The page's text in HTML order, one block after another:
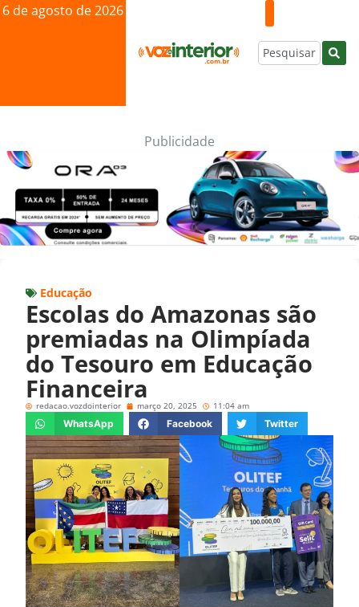
6 de agosto de 2026
Publicidade
Educação
Escolas do Amazonas são
premiadas na Olimpíada
do Tesouro em Educação
Financeira
redacao.vozdointerior março 20, 2025 11:04 am
WhatsApp Facebook Twitter